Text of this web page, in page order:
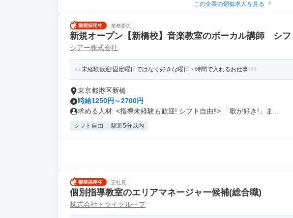
この企業の類似求人を見る
業務委託
新規オープン【新橋校】音楽教室のボーカル講師 シ
シアー株式会社
未経験歓迎!固定曜日ではなく好きな曜日・時間で入れるお仕事!
東京都港区新橋
時給1250円～2700円
求める人材: <指導未経験も歓迎! シフト自由‼> 「歌が好き!」ま...
シフト自由 駅近5分以内
正社員
個別指導教室のエリアマネージャー候補(総合職)
株式会社トライグループ